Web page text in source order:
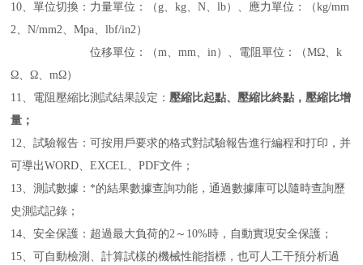
10、單位切換：力量單位：（g、kg、N、lb）、應力單位：（kg/mm
2、N/mm2、Mpa、lbf/in2）
位移單位：（m、mm、in）、電阻單位：（MΩ、k
Ω、Ω、mΩ）
11、電阻壓縮比測試結果設定：壓縮比起點、壓縮比終點，壓縮比增
量；
12、試驗報告：可按用戶要求的格式對試驗報告進行編程和打印，并
可導出WORD、EXCEL、PDF文件；
13、測試數據：*的結果數據查詢功能，通過數據庫可以隨時查詢歷
史測試記錄；
14、安全保護：超過最大負荷的2～10%時，自動實現安全保護；
15、可自動檢測、計算試樣的機械性能指標，也可人工干預分析過